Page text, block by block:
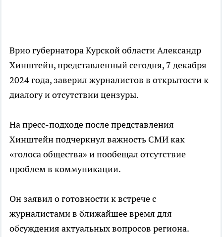
Врио губернатора Курской области Александр
Хинштейн, представленный сегодня, 7 декабря
2024 года, заверил журналистов в открытости к
диалогу и отсутствии цензуры.
На пресс-подходе после представления
Хинштейн подчеркнул важность СМИ как
«голоса общества» и пообещал отсутствие
проблем в коммуникации.
Он заявил о готовности к встрече с
журналистами в ближайшее время для
обсуждения актуальных вопросов региона.